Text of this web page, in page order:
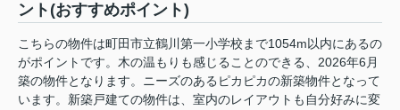
ント(おすすめポイント)
こちらの物件は町田市立鶴川第一小学校まで1054m以内にあるの
がポイントです。木の温もりも感じることのできる、2026年6月
築の物件となります。ニーズのあるピカピカの新築物件となって
います。新築戸建ての物件は、室内のレイアウトも自分好みに変